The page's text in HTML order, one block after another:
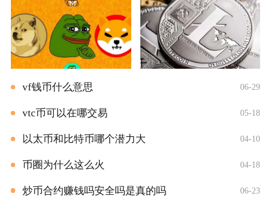
vf钱币什么意思 06-29
vtc币可以在哪交易 05-18
以太币和比特币哪个潜力大 04-10
币圈为什么这么火 04-18
炒币合约赚钱吗安全吗是真的吗 06-23